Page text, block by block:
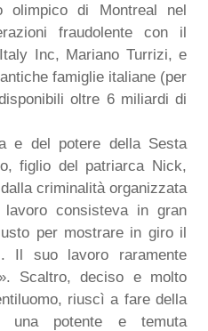
olimpico di Montreal nel
fraudolente con il
Inc, Mariano Turrizi, e
famiglie italiane (per
oltre 6 miliardi di
e del potere della Sesta
figlio del patriarca Nick,
criminalità organizzata
lavoro consisteva in gran
per mostrare in giro il
Il suo lavoro raramente
Scaltro, deciso e molto
riuscì a fare della
una potente e temuta